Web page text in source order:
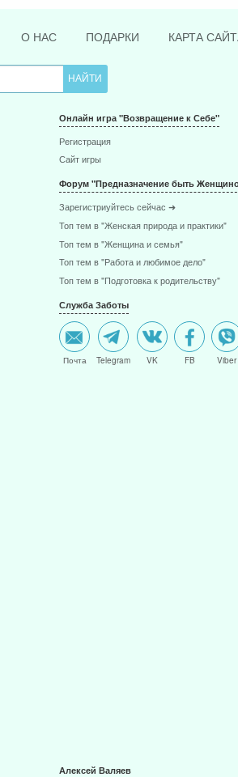
Регистрация
Сайт игры
Зарегистриуйтесь сейчас ➜
Топ тем в "Женская природа и практики"
Топ тем в "Женщина и семья"
Топ тем в "Работа и любимое дело"
Топ тем в "Подготовка к родительству"
Почта Telegram VK FB Viber